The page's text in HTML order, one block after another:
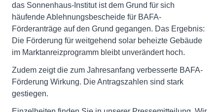
das Sonnenhaus-Institut ist dem Grund für sich
häufende Ablehnungsbescheide für BAFA-
Förderanträge auf den Grund gegangen. Das Ergebnis:
Die Förderung für weitgehend solar beheizte Gebäude
im Marktanreizprogramm bleibt unverändert hoch.
Zudem zeigt die zum Jahresanfang verbesserte BAFA-
Förderung Wirkung. Die Antragszahlen sind stark
gestiegen.